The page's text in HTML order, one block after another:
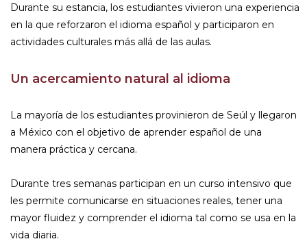
Durante su estancia, los estudiantes vivieron una experiencia
en la que reforzaron el idioma español y participaron en
actividades culturales más allá de las aulas.
Un acercamiento natural al idioma
La mayoría de los estudiantes provinieron de Seúl y llegaron
a México con el objetivo de aprender español de una
manera práctica y cercana.
Durante tres semanas participan en un curso intensivo que
les permite comunicarse en situaciones reales, tener una
mayor fluidez y comprender el idioma tal como se usa en la
vida diaria.